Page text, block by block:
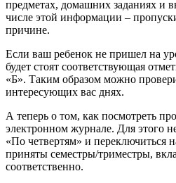
предметах, домашних заданиях и
числе этой информации –
причине.
Если ваш ребенок не пришел на
будет стоят соответствующая
«Б». Таким образом можно
интересующих вас днях.
А теперь о том, как посмотреть
электронном журнале. Для этого
«По четвертям» и переключиться
приняты семестры/триместры,
соответственно.